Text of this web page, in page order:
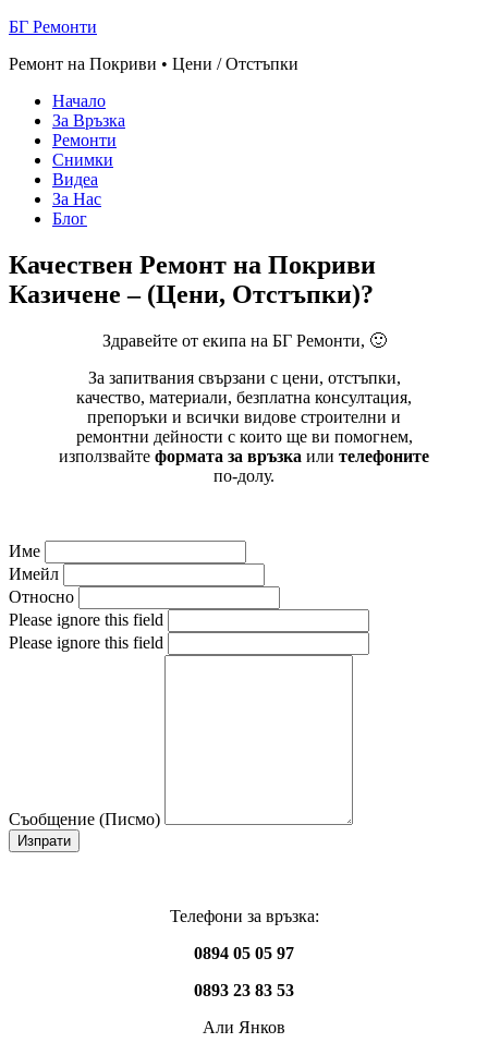
БГ Ремонти
Ремонт на Покриви • Цени / Отстъпки
Начало
За Връзка
Ремонти
Снимки
Видеа
За Нас
Блог
Качествен Ремонт на Покриви
Казичене – (Цени, Отстъпки)?
Здравейте от екипа на БГ Ремонти, 🙂
За запитвания свързани с цени, отстъпки,
качество, материали, безплатна консултация,
препоръки и всички видове строителни и
ремонтни дейности с които ще ви помогнем,
използвайте формата за връзка или телефоните
по-долу.
Име
Имейл
Относно
Please ignore this field
Please ignore this field
Съобщение (Писмо)
Изпрати
Телефони за връзка:
0894 05 05 97
0893 23 83 53
Али Янков